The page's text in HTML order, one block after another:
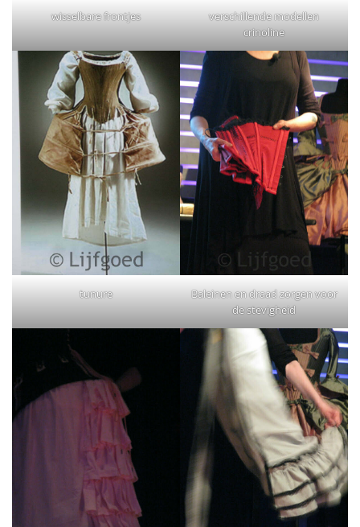
wisselbare frontjes
verschillende modellen
crinoline
tunure
Baleinen en draad zorgen voor
de stevigheid